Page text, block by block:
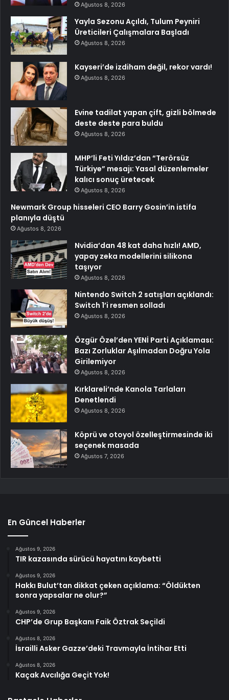
Ağustos 8, 2026
Yayla Sezonu Açıldı, Tulum Peyniri
Üreticileri Çalışmalara Başladı
Ağustos 8, 2026
Kayseri’de izdiham değil, rekor vardı!
Ağustos 8, 2026
Evine tadilat yapan çift, gizli bölmede
deste deste para buldu
Ağustos 8, 2026
MHP’li Feti Yıldız’dan “Terörsüz
Türkiye” mesajı: Yasal düzenlemeler
kalıcı sonuç üretecek
Ağustos 8, 2026
Newmark Group hisseleri CEO Barry Gosin’in istifa
planıyla düştü
Ağustos 8, 2026
Nvidia’dan 48 kat daha hızlı! AMD,
yapay zeka modellerini silikona
taşıyor
Ağustos 8, 2026
Nintendo Switch 2 satışları açıklandı:
Switch 1’i resmen solladı
Ağustos 8, 2026
Özgür Özel’den YENİ Parti Açıklaması:
Bazı Zorluklar Aşılmadan Doğru Yola
Girilemiyor
Ağustos 8, 2026
Kırklareli’nde Kanola Tarlaları
Denetlendi
Ağustos 8, 2026
Köprü ve otoyol özelleştirmesinde iki
seçenek masada
Ağustos 7, 2026
En Güncel Haberler
Ağustos 9, 2026
TIR kazasında sürücü hayatını kaybetti
Ağustos 9, 2026
Hakkı Bulut’tan dikkat çeken açıklama: “Öldükten
sonra yapsalar ne olur?”
Ağustos 9, 2026
CHP’de Grup Başkanı Faik Öztrak Seçildi
Ağustos 8, 2026
İsrailli Asker Gazze’deki Travmayla İntihar Etti
Ağustos 8, 2026
Kaçak Avcılığa Geçit Yok!